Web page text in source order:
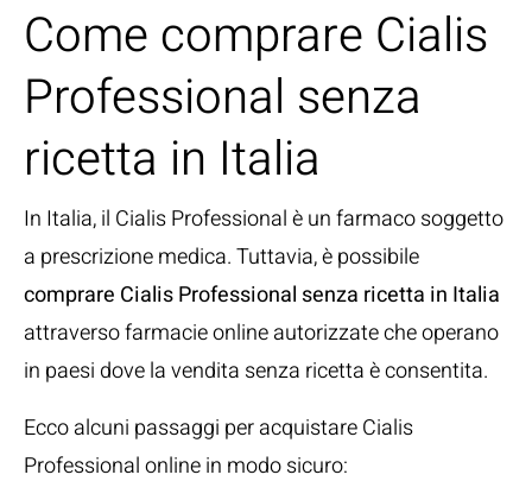
Come comprare Cialis
Professional senza
ricetta in Italia
In Italia, il Cialis Professional è un farmaco soggetto
a prescrizione medica. Tuttavia, è possibile
comprare Cialis Professional senza ricetta in Italia
attraverso farmacie online autorizzate che operano
in paesi dove la vendita senza ricetta è consentita.
Ecco alcuni passaggi per acquistare Cialis
Professional online in modo sicuro: